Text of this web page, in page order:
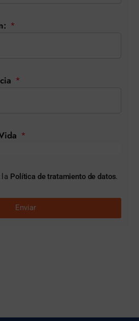
Política de tratamiento de datos.
Enviar